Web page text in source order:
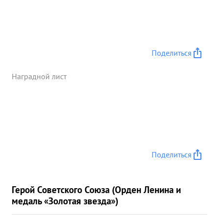
командование частями Корпуса, за личное
немецкими оккупантами Генерал- Лейтенант
Поделиться
Наградной лист
Поделиться
Герой Советского Союза (Орден Ленина и
медаль «Золотая звезда»)